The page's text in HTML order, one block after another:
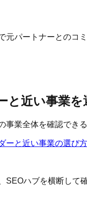
元パートナーとのコ
と近い事業を
業全体を確認でき
ーと近い事業の選び方
ハブを横断して